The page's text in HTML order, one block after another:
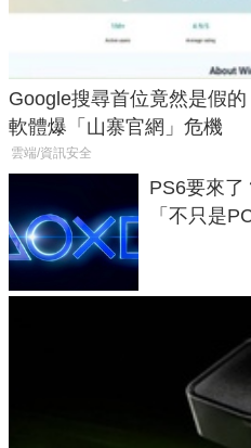
Google搜尋首位竟然是假
軟體爆「山寨官網」危機
雲端/資訊安全
PS6要來了
「不只是